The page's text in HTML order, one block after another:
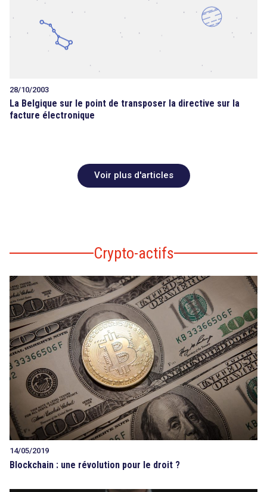
28/10/2003
La Belgique sur le point de transposer la directive sur la
facture électronique
Voir plus d'articles
Crypto-actifs
14/05/2019
Blockchain : une révolution pour le droit ?